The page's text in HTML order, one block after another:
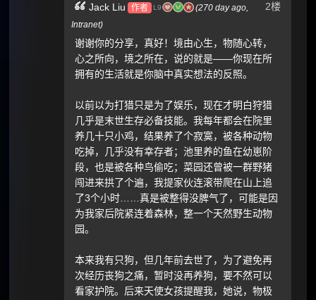
2楼
Jack Liu 作者 L9 (270 day ago,
Intranet)
谢谢你的分享，真好！境由心生，物随心转，
心之所向，境之所在，说的就是——你现在所
拥有的生活就是你脑中真实想法的反照。
以前以为打猎只是为了娱乐，现在才明白狩猎
几乎是末世生存必备技能。我每年都会在院里
养几十只小鸡，结果养了个寂寞，被各种动物
吃掉，几乎没有幸存者；池里养的鱼在幼崽阶
段，也是被各种鸟偷吃；菜园还曾被一群野猪
闯进来拱了个遍，我提家伙连滚带爬在山上追
了3个小时……真是被整得没脾气了，可能是因
为我家后院紧连着森林，整一个天然野生动物
园。
本来我有只狗，但几年前去世了，为了避免再
次经历丧狗之痛，暂时没再养狗，要不然可以
看家护院。后来天使女孩提醒我，她说，物极